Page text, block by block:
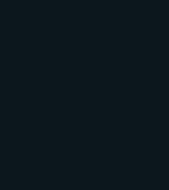
in ein anderes
welches die Ware
sich bei dem GMS »T.«
für eine
werden sollte. Die
noch nicht an den
als es
hat das
eines
von Art. 16 Abs.